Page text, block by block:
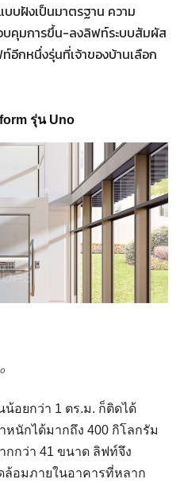
บฝังเป็นมาตรฐาน ความ
คุมการขึ้น-ลงลิฟท์ระบบสัมผัส
อีกหนึ่งรุ่นที่เจ้าของบ้านเลือก
รุ่น Uno
ยกว่า 1 ตร.ม. ก็ติดได้
หนักได้มากถึง 400 กิโลกรัม
กกว่า 41 ขนาด ลิฟท์จึง
ล้อมภายในอาคารที่หลาก